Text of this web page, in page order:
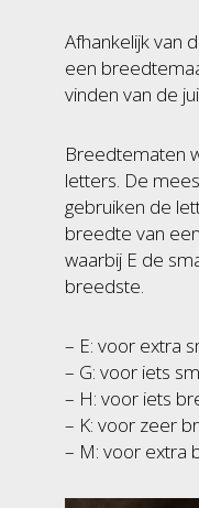
Afhankelijk van
een
vinden van de
Breedtematen
letters. De
gebruiken de
breedte van
waarbij E de
breedste.
– E: voor extra
– G: voor iets
– H: voor iets
– K: voor zeer
– M: voor extra